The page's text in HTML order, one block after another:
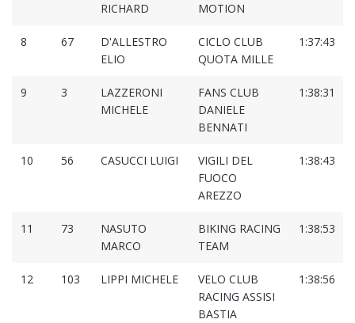
RICHARD
MOTION
8 67
D'ALLESTRO
ELIO
CICLO CLUB
QUOTA MILLE
1:37:43
9 3
LAZZERONI
MICHELE
FANS CLUB
DANIELE
BENNATI
1:38:31
10 56 CASUCCI LUIGI
VIGILI DEL
FUOCO
AREZZO
1:38:43
11 73
NASUTO
MARCO
BIKING RACING
TEAM
1:38:53
12 103 LIPPI MICHELE
VELO CLUB
RACING ASSISI
BASTIA
1:38:56